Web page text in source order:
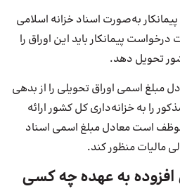
به‌صورت اسناد خزانه اسلامی
پیمانکار باید این اوراق را
تحویل دهد.
مبلغ اسمی اوراق تحویلی را از بدهی
را به خزانه‌داری کل کشور ارائه
است معادل مبلغ اسمی اسناد
مالیات منظور کند.
افزوده به عهده چه کسی